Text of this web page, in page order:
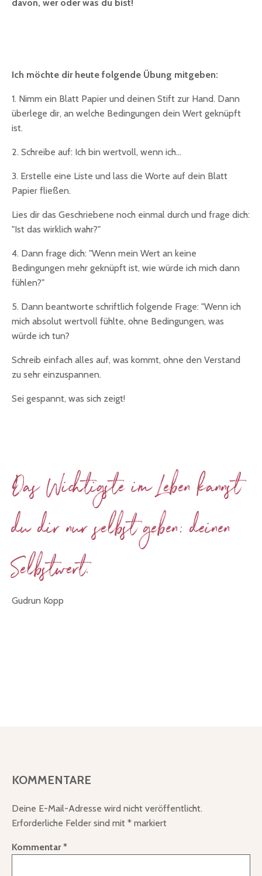
davon, wer oder was du bist!
Ich möchte dir heute folgende Übung mitgeben:
1. Nimm ein Blatt Papier und deinen Stift zur Hand. Dann
überlege dir, an welche Bedingungen dein Wert geknüpft
ist.
2. Schreibe auf: Ich bin wertvoll, wenn ich...
3. Erstelle eine Liste und lass die Worte auf dein Blatt
Papier fließen.
Lies dir das Geschriebene noch einmal durch und frage dich:
"Ist das wirklich wahr?"
4. Dann frage dich: "Wenn mein Wert an keine
Bedingungen mehr geknüpft ist, wie würde ich mich dann
fühlen?"
5. Dann beantworte schriftlich folgende Frage: "Wenn ich
mich absolut wertvoll fühlte, ohne Bedingungen, was
würde ich tun?
Schreib einfach alles auf, was kommt, ohne den Verstand
zu sehr einzuspannen.
Sei gespannt, was sich zeigt!
Das Wichtigste im Leben kannst
du dir nur selbst geben: deinen
Selbstwert.
Gudrun Kopp
KOMMENTARE
Deine E-Mail-Adresse wird nicht veröffentlicht.
Erforderliche Felder sind mit * markiert
Kommentar*